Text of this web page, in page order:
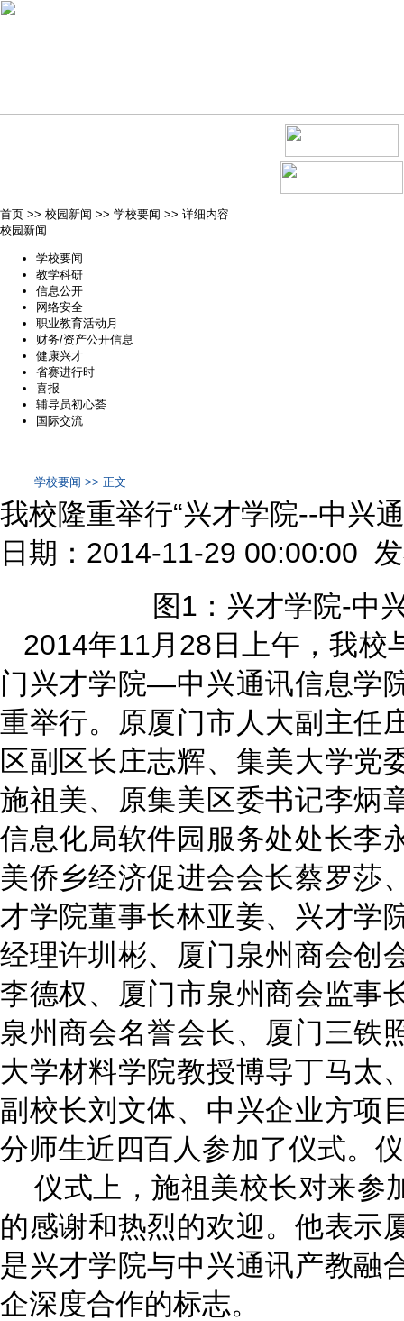
首页 >> 校园新闻 >> 学校要闻 >> 详细内容
校园新闻
学校要闻
教学科研
信息公开
网络安全
职业教育活动月
财务/资产公开信息
健康兴才
省赛进行时
喜报
辅导员初心荟
国际交流
学校要闻 >> 正文
我校隆重举行“兴才学院--中兴
日期：2014-11-29 00:00:00
图1：兴才学院-中
2014年11月28日上午，我校
门兴才学院—中兴通讯信息学
重举行。原厦门市人大副主任
区副区长庄志辉、集美大学党
施祖美、原集美区委书记李炳
信息化局软件园服务处处长李
美侨乡经济促进会会长蔡罗莎
才学院董事长林亚姜、兴才学
经理许圳彬、厦门泉州商会创
李德权、厦门市泉州商会监事
泉州商会名誉会长、厦门三铁
大学材料学院教授博导丁马太
副校长刘文体、中兴企业方项
分师生近四百人参加了仪式。
仪式上，施祖美校长对来参
的感谢和热烈的欢迎。他表
是兴才学院与中兴通讯产教融
企深度合作的标志。